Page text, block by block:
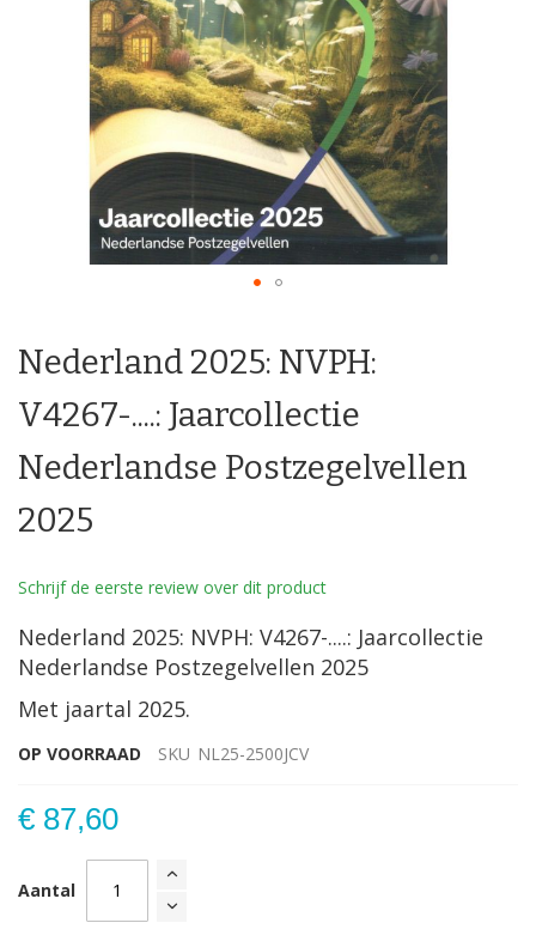
het
van
de
afbeeldingen-
gallerij
Nederland 2025: NVPH:
V4267-....: Jaarcollectie
Nederlandse Postzegelvellen
2025
Schrijf de eerste review over dit product
Nederland 2025: NVPH: V4267-....: Jaarcollectie
Nederlandse Postzegelvellen 2025
Met jaartal 2025.
OP VOORRAAD SKU NL25-2500JCV
€ 87,60
Aantal